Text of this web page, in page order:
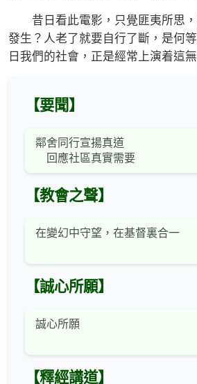
昔日看此電影，只覺匪夷所思，
發生？人老了就要自行了斷，是何
日我們的社會，正是經常上演着這
【要聞】
鄰舍同行宣揚真道
回應社區真實需要
【教會之聲】
在變幻中守望，在基督裏合一
【誠心所願】
誠心所願
【釋經講道】